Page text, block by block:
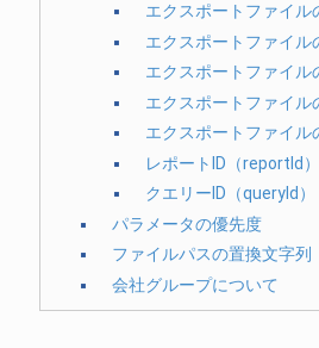
エクスポートファイ
エクスポートファイル
エクスポートファイル
エクスポートファイル
エクスポートファイ
レポートID（reportId）
クエリーID（queryId）
パラメータの優先度
ファイルパスの置換文字列
会社グループについて